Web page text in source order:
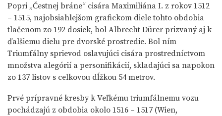
Popri „Čestnej bráne“ cisára Maximiliána I. z rokov 1512
– 1515, najobsiahlejšom grafickom diele tohto obdobia
tlačenom zo 192 dosiek, bol Albrecht Dürer prizvaný aj k
ďalšiemu dielu pre dvorské prostredie. Bol ním
Triumfálny sprievod oslavujúci cisára prostredníctvom
množstva alegórií a personifikácií, skladajúci sa napokon
zo 137 listov s celkovou dĺžkou 54 metrov.
Prvé prípravné kresby k Veľkému triumfálnemu vozu
pochádzajú z obdobia okolo 1516 – 1517 (Wien,